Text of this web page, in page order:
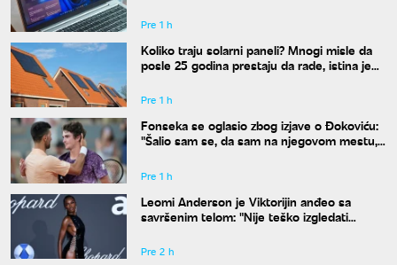
Pre 1 h
Koliko traju solarni paneli? Mnogi misle da
posle 25 godina prestaju da rade, istina je
Pre 1 h
Fonseka se oglasio zbog izjave o Đokoviću:
"Šalio sam se, da sam na njegovom mestu,
Pre 1 h
Leomi Anderson je Viktorijin anđeo sa
savršenim telom: "Nije teško izgledati
Pre 2 h